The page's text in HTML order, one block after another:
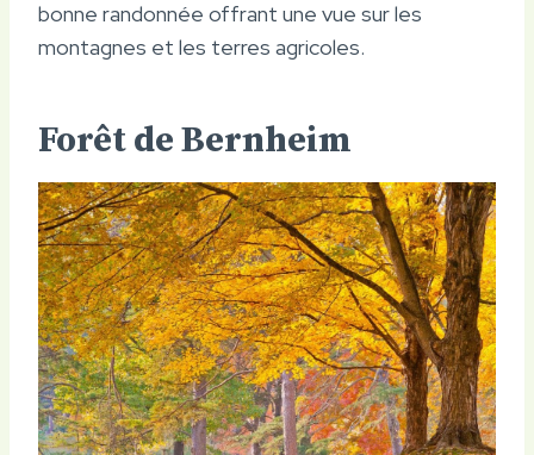
bonne randonnée offrant une vue sur les
montagnes et les terres agricoles.
Forêt de Bernheim